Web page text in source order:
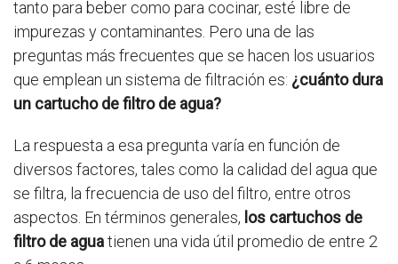
tanto para beber como para cocinar, esté libre de
impurezas y contaminantes. Pero una de las
preguntas más frecuentes que se hacen los usuarios
que emplean un sistema de filtración es: ¿cuánto dura
un cartucho de filtro de agua?
La respuesta a esa pregunta varía en función de
diversos factores, tales como la calidad del agua que
se filtra, la frecuencia de uso del filtro, entre otros
aspectos. En términos generales, los cartuchos de
filtro de aguatienen una vida útil promedio de entre 2